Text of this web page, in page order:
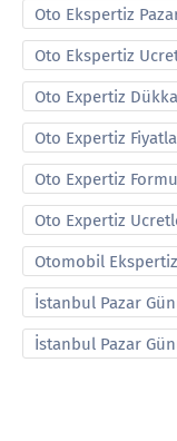
Oto Ekspertiz
Oto Ekspertiz
Oto Expertiz
Oto Expertiz
Oto Expertiz Formu
Oto Expertiz
Otomobil Ekspertiz
İstanbul Pazar
İstanbul Pazar